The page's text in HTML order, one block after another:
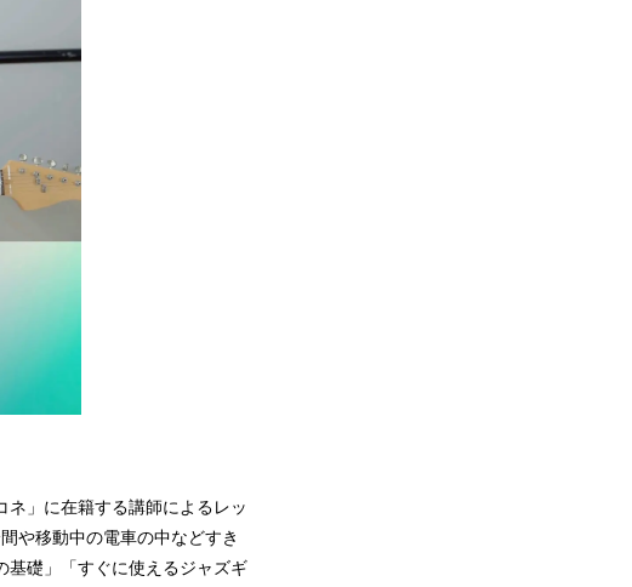
」に在籍する講師によるレッ
や移動中の電車の中などすき
基礎」「すぐに使えるジャズギ